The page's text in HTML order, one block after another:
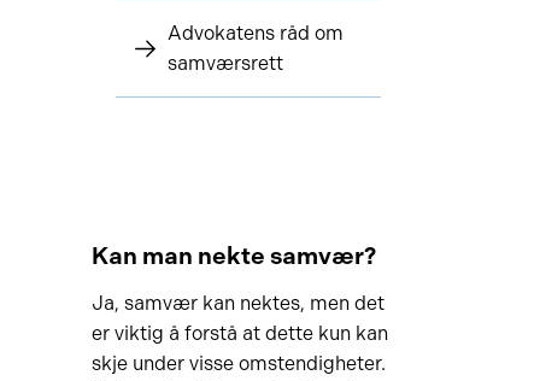
Advokatens råd om
samværsrett
Kan man nekte samvær?
Ja, samvær kan nektes, men det
er viktig å forstå at dette kun kan
skje under visse omstendigheter.